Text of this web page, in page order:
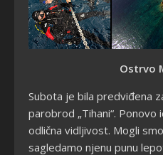
Ostrvo
Subota je bila predviđena
parobrod „Tihani“.
odlična vidljivost. Mogli
sagledamo njenu punu